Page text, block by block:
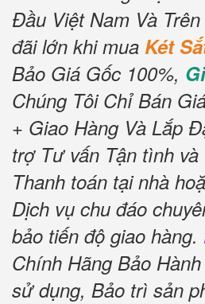
Đầu Việt Nam Và
đãi lớn khi mua Két
Bảo Giá Gốc 100%,
Chúng Tôi Chỉ Bán
+ Giao Hàng Và Lắp
trợ Tư vấn Tận tình và
Thanh toán tại nhà
Dịch vụ chu đáo
bảo tiến độ giao hàng.
Chính Hãng Bảo
sử dụng, Bảo trì sản